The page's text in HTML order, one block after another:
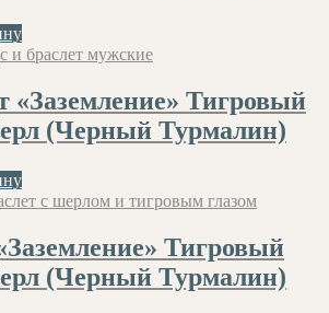
«Заземление» Тигровый
(Черный Турмалин)
Тигровый
(Черный Турмалин)